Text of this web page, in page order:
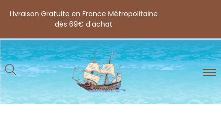
Livraison Gratuite en France Métropolitaine
dès 69€ d'achat